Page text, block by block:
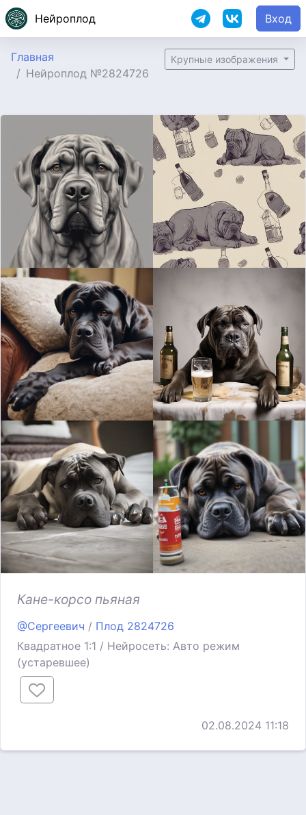
Нейроплод Вход
Главная
Нейроплод №2824726
Крупные изображения
Кане-корсо пьяная
@Сергеевич / Плод 2824726
Квадратное 1:1 / Нейросеть: Авто режим
(устаревшее)
02.08.2024 11:18